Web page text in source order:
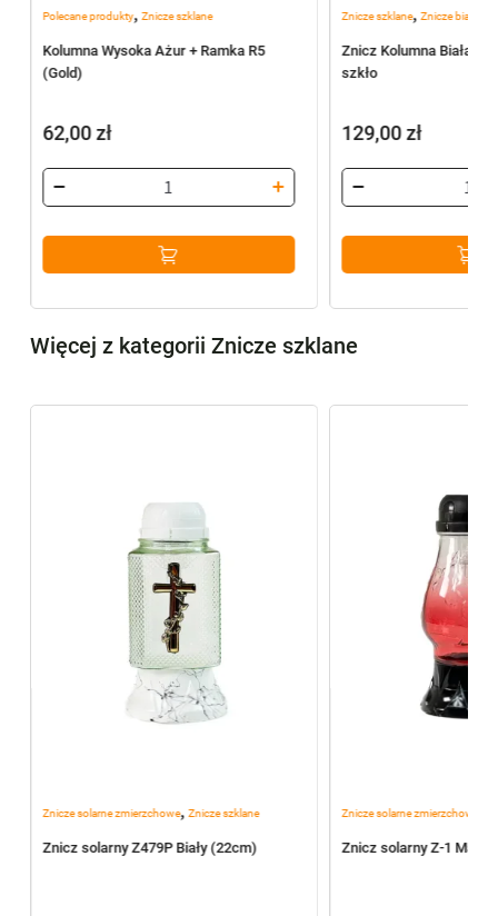
Polecane produkty, Znicze szklane
Kolumna Wysoka Ażur + Ramka R5
(Gold)
62,00zł
Znicze szklane,Znicze białe
Znicz Kolumna Biała
szkło
129,00zł
Więcej z kategorii Znicze szklane
Znicze solarne zmierzchowe, Znicze szklane
Znicz solarny Z479P Biały (22cm)
Znicze solarne zmierzchowe
Znicz solarny Z-1 Mal